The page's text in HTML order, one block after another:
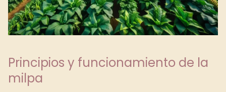
Principios y funcionamiento de la
milpa